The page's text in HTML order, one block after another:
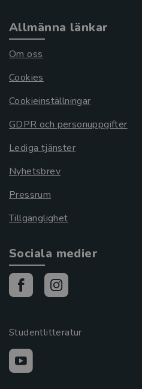
Allmänna länkar
Om oss
Cookies
Cookieinställningar
GDPR och personuppgifter
Lediga tjänster
Nyhetsbrev
Pressrum
Tillgänglighet
Sociala medier
Studentlitteratur